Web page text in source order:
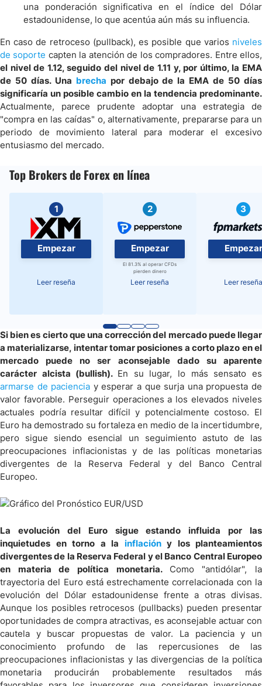
una ponderación significativa en el índice del Dólar
estadounidense, lo que acentúa aún más su influencia.
En caso de retroceso (pullback), es posible que varios niveles
de soporte capten la atención de los compradores. Entre ellos,
el nivel de 1.12, seguido del nivel de 1.11 y, por último, la EMA
de 50 días. Una brecha por debajo de la EMA de 50 días
significaría un posible cambio en la tendencia predominante.
Actualmente, parece prudente adoptar una estrategia de
"compra en las caídas" o, alternativamente, prepararse para un
periodo de movimiento lateral para moderar el excesivo
entusiasmo del mercado.
Top Brokers de Forex en línea
1
Empezar
Leer reseña
2
Empezar
El 81.3% al operar CFDs
pierden dinero
Leer reseña
3
Empezar
Leer reseña
Si bien es cierto que una corrección del mercado puede llegar
a materializarse, intentar tomar posiciones a corto plazo en el
mercado puede no ser aconsejable dado su aparente
carácter alcista (bullish). En su lugar, lo más sensato es
armarse de paciencia y esperar a que surja una propuesta de
valor favorable. Perseguir operaciones a los elevados niveles
actuales podría resultar difícil y potencialmente costoso. El
Euro ha demostrado su fortaleza en medio de la incertidumbre,
pero sigue siendo esencial un seguimiento astuto de las
preocupaciones inflacionistas y de las políticas monetarias
divergentes de la Reserva Federal y del Banco Central
Europeo.
La evolución del Euro sigue estando influida por las
inquietudes en torno a la inflacióny los planteamientos
divergentes de la Reserva Federal y el Banco Central Europeo
en materia de política monetaria. Como "antidólar", la
trayectoria del Euro está estrechamente correlacionada con la
evolución del Dólar estadounidense frente a otras divisas.
Aunque los posibles retrocesos (pullbacks) pueden presentar
oportunidades de compra atractivas, es aconsejable actuar con
cautela y buscar propuestas de valor. La paciencia y un
conocimiento profundo de las repercusiones de las
preocupaciones inflacionistas y las divergencias de la política
monetaria producirán probablemente resultados más